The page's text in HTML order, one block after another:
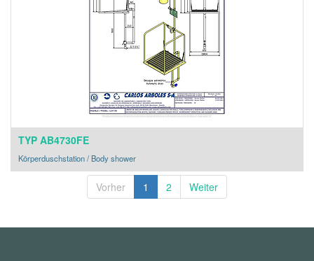
TYP AB4730FE
Körperduschstation / Body shower
Vorher 1 2 Weiter